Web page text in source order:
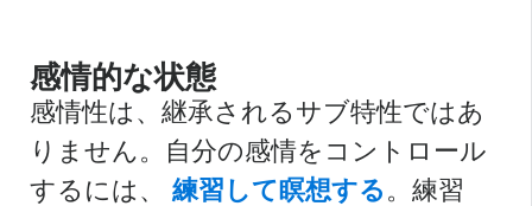
感情的な状態
感情性は、継承されるサブ特性ではあ
りません。自分の感情をコントロール
するには、 練習して瞑想する。練習